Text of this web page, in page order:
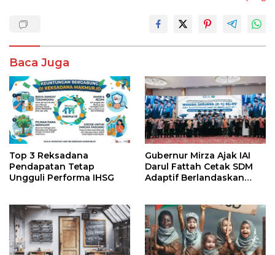
Baca Juga
Top 3 Reksadana
Pendapatan Tetap
Ungguli Performa IHSG
Gubernur Mirza Ajak IAI
Darul Fattah Cetak SDM
Adaptif Berlandaskan